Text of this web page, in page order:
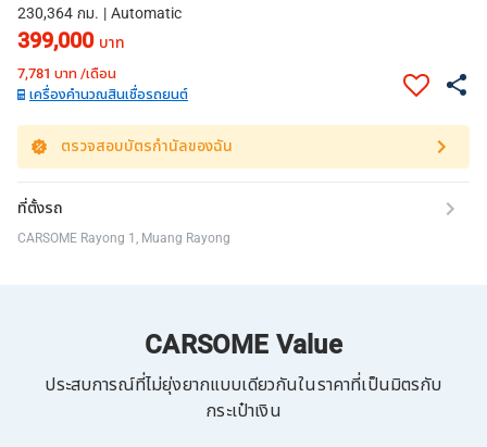
230,364 กม. | Automatic
399,000 บาท
7,781 บาท /เดือน
เครื่องคำนวณสินเชื่อรถยนต์
ตรวจสอบบัตรกำนัลของฉัน
ที่ตั้งรถ
CARSOME Rayong 1, Muang Rayong
CARSOME Value
ประสบการณ์ที่ไม่ยุ่งยากแบบเดียวกันในราคาที่เป็นมิตรกับ
กระเป๋าเงิน